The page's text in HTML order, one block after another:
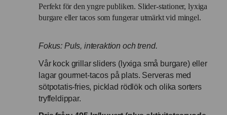
Perfekt för den yngre publiken. Slider-stationer, lyxiga
burgare eller tacos som fungerar utmärkt vid mingel.
Fokus: Puls, interaktion och trend.
Vår kock grillar sliders (lyxiga små burgare) eller
lagar gourmet-tacos på plats. Serveras med
sötpotatis-fries, picklad rödlök och olika sorters
tryffeldippar.